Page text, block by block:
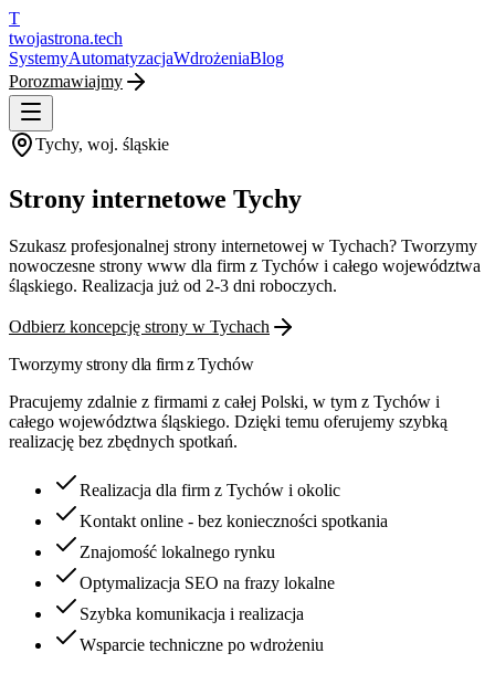
T
twojastrona.tech
SystemyAutomatyzacjaWdrożeniaBlog
Porozmawiajmy
Tychy, woj. śląskie
Strony internetowe Tychy
Szukasz profesjonalnej strony internetowej w Tychach? Tworzymy
nowoczesne strony www dla firm z Tychów i całego województwa
śląskiego. Realizacja już od 2-3 dni roboczych.
Odbierz koncepcję strony w Tychach
Tworzymy strony dla firm zTychów
Pracujemy zdalnie z firmami z całej Polski, w tym z Tychów i
całego województwa śląskiego. Dzięki temu oferujemy szybką
realizację bez zbędnych spotkań.
Realizacja dla firm z Tychów i okolic
Kontakt online - bez konieczności spotkania
Znajomość lokalnego rynku
Optymalizacja SEO na frazy lokalne
Szybka komunikacja i realizacja
Wsparcie techniczne po wdrożeniu